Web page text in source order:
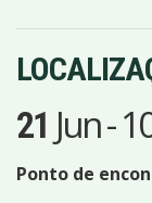
21 Jun-
Ponto de